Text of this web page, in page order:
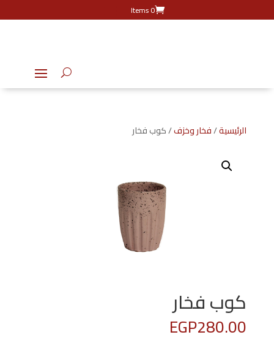
0 Items
الرئيسية/فخار وخزف/ كوب فخار
كوب فخار
EGP280.00